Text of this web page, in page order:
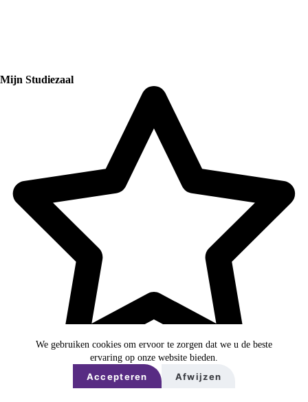
We gebruiken cookies om ervoor te zorgen dat we u de beste
ervaring op onze website bieden.
Accepteren Afwijzen
Mijn Studiezaal